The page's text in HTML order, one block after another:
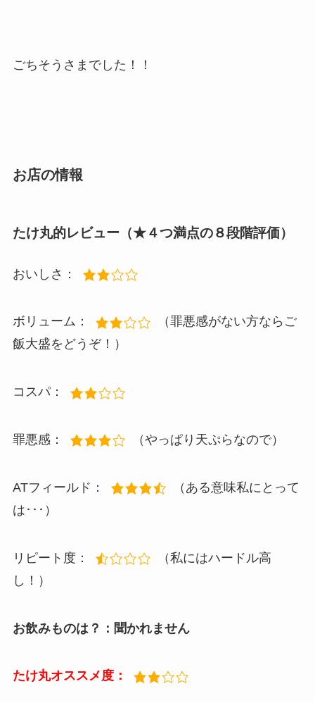
ごちそうさまでした！！
お店の情報
たけ丸的レビュー（★４つ満点の８段階評価）
おいしさ：
ボリューム：
（罪悪感がない方ならご
飯大盛をどうぞ！）
コスパ：
罪悪感： （やっぱり天ぷらなので）
ATフィールド：
（ある意味私にとって
は･･･）
リピート度：
（私にはハードル高
し！）
お飲みものは？：聞かれません
たけ丸オススメ度：